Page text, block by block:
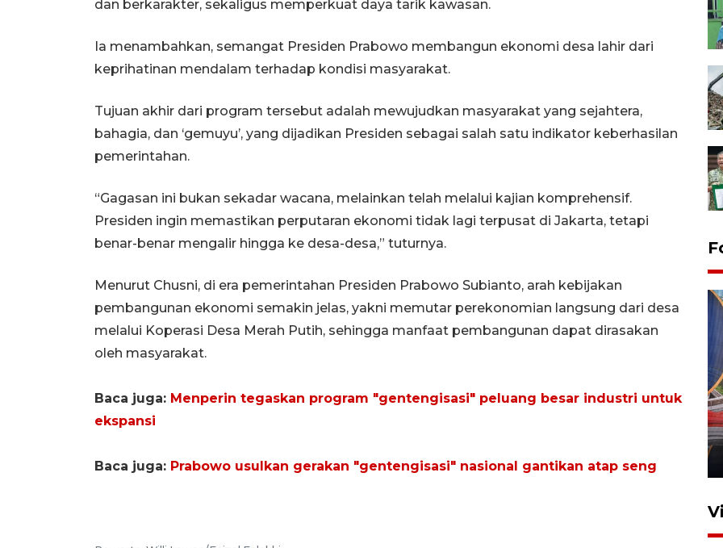
dan berkarakter, sekaligus memperkuat daya tarik kawasan.
Ia menambahkan, semangat Presiden Prabowo membangun ekonomi desa lahir dari
keprihatinan mendalam terhadap kondisi masyarakat.
Tujuan akhir dari program tersebut adalah mewujudkan masyarakat yang sejahtera,
bahagia, dan ‘gemuyu’, yang dijadikan Presiden sebagai salah satu indikator keberhasilan
pemerintahan.
“Gagasan ini bukan sekadar wacana, melainkan telah melalui kajian komprehensif.
Presiden ingin memastikan perputaran ekonomi tidak lagi terpusat di Jakarta, tetapi
benar-benar mengalir hingga ke desa-desa,” tuturnya.
Menurut Chusni, di era pemerintahan Presiden Prabowo Subianto, arah kebijakan
pembangunan ekonomi semakin jelas, yakni memutar perekonomian langsung dari desa
melalui Koperasi Desa Merah Putih, sehingga manfaat pembangunan dapat dirasakan
oleh masyarakat.
Baca juga: Menperin tegaskan program "gentengisasi" peluang besar industri untuk
ekspansi
Baca juga: Prabowo usulkan gerakan "gentengisasi" nasional gantikan atap seng
Komisi V DPR tinjau